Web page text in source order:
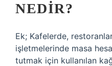
NEDIR?
Ek; Kafelerde,
işletmelerinde masa
tutmak için kullanılan